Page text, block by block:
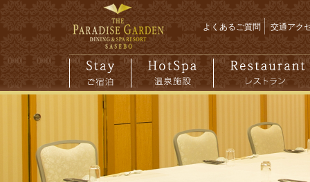
よくあるご質問 交通アク